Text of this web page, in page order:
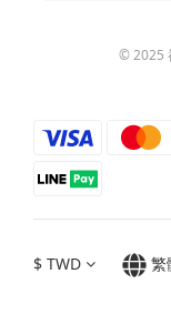
© 2025
$ TWD 繁